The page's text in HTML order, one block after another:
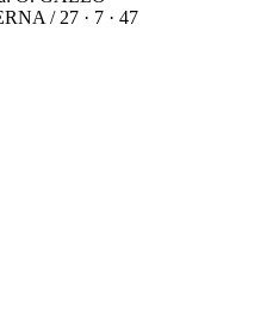
/ 27 · 7 · 47